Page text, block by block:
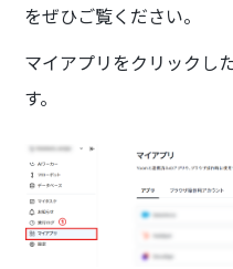
をぜひご覧ください。
マイアプリをクリックし
す。